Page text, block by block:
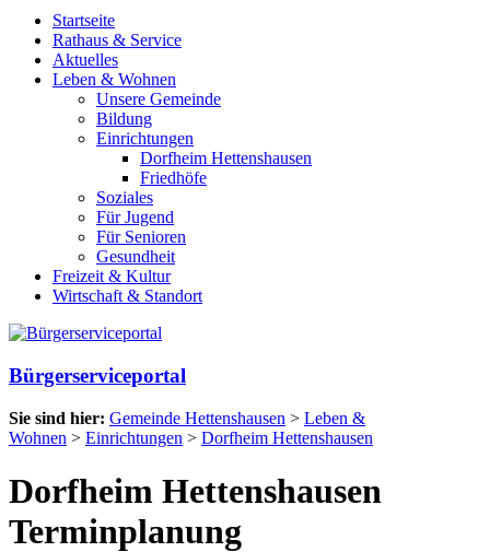
Startseite
Rathaus & Service
Aktuelles
Leben & Wohnen
Unsere Gemeinde
Bildung
Einrichtungen
Dorfheim Hettenshausen
Friedhöfe
Soziales
Für Jugend
Für Senioren
Gesundheit
Freizeit & Kultur
Wirtschaft & Standort
Bürgerserviceportal
Sie sind hier: Gemeinde Hettenshausen > Leben &
Wohnen > Einrichtungen > Dorfheim Hettenshausen
Dorfheim Hettenshausen
Terminplanung